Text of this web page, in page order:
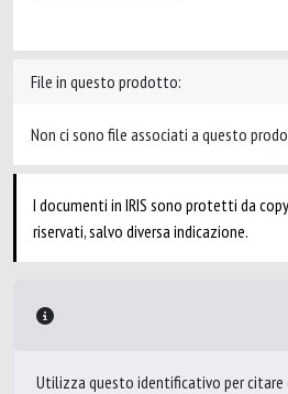
File in questo prodotto:
Non ci sono file associati a questo
I documenti in IRIS sono protetti da
riservati, salvo diversa indicazione.
Utilizza questo identificativo per citare